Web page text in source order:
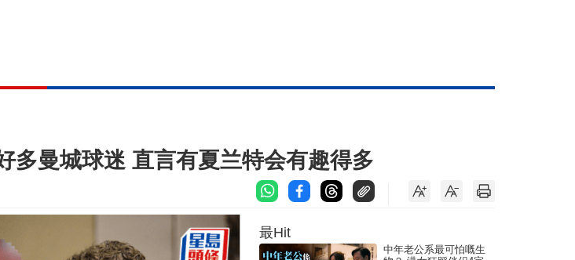
多曼城球迷 直言有夏兰特会有趣得多
最Hit
中年老公系最可怕嘅生